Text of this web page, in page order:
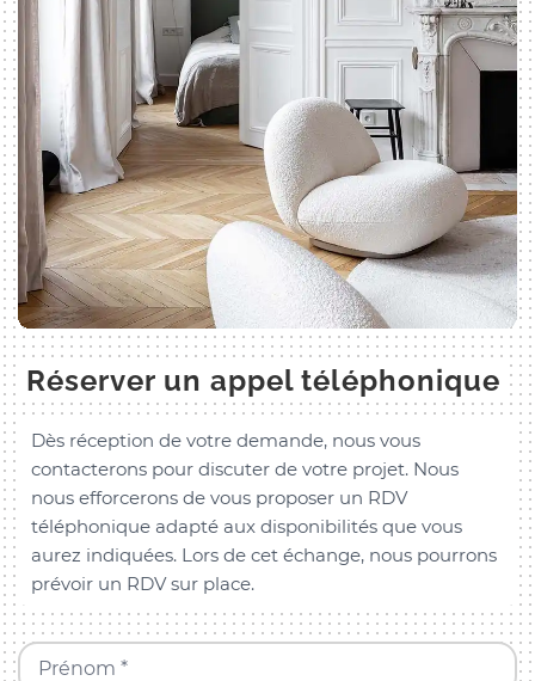
Réserver un appel téléphonique
Dès réception de votre demande, nous vous
contacterons pour discuter de votre projet. Nous
nous efforcerons de vous proposer un RDV
téléphonique adapté aux disponibilités que vous
aurez indiquées. Lors de cet échange, nous pourrons
prévoir un RDV sur place.
Prénom *